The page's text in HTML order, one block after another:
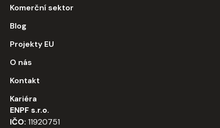
Komerční sektor
Blog
Projekty EU
O nás
Kontakt
Kariéra
ENPF s.r.o.
IČO: 11920751